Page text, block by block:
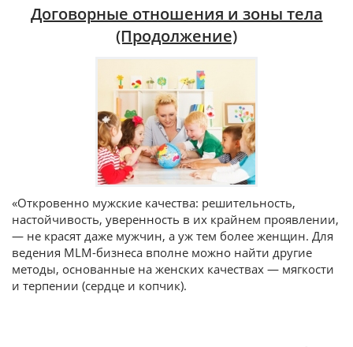
Договорные отношения и зоны тела
(Продолжение)
«Откровенно мужские качества: решительность,
настойчивость, уверенность в их крайнем проявлении,
— не красят даже мужчин, а уж тем более женщин. Для
ведения MLM-бизнеса вполне можно найти другие
методы, основанные на женских качествах — мягкости
и терпении (сердце и копчик).